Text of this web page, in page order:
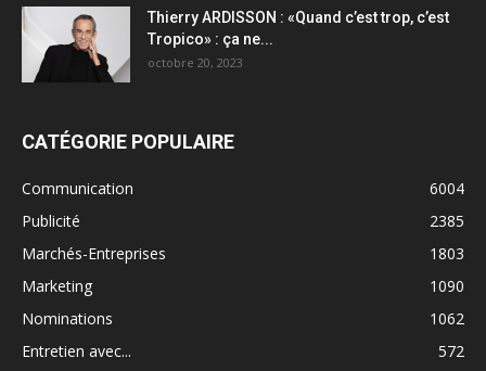
Thierry ARDISSON : «Quand c’est trop, c’est
Tropico» : ça ne...
octobre 20, 2023
CATÉGORIE POPULAIRE
Communication
6004
Publicité
2385
Marchés-Entreprises
1803
Marketing
1090
Nominations
1062
Entretien avec...
572